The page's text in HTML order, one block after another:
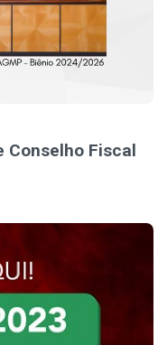
Conselho Fiscal